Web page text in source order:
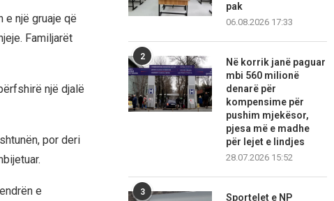
e një gruaje që
Familjarët
një djalë
por deri
e
pak
06.08.2026 17:33
2
Në korrik janë paguar
mbi 560 milionë
denarë për
kompensime për
pushim mjekësor,
pjesa më e madhe
për lejet e lindjes
28.07.2026 15:52
3
Sportelet e NP